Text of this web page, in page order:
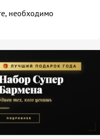
необходимо